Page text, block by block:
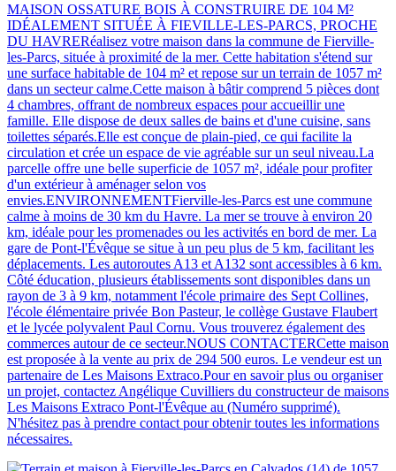
MAISON OSSATURE BOIS À CONSTRUIRE DE 104 M²
IDÉALEMENT SITUÉE À FIEVILLE-LES-PARCS, PROCHE
DU HAVRERéalisez votre maison dans la commune de Fierville-
les-Parcs, située à proximité de la mer. Cette habitation s'étend sur
une surface habitable de 104 m² et repose sur un terrain de 1057 m²
dans un secteur calme.Cette maison à bâtir comprend 5 pièces dont
4 chambres, offrant de nombreux espaces pour accueillir une
famille. Elle dispose de deux salles de bains et d'une cuisine, sans
toilettes séparés.Elle est conçue de plain-pied, ce qui facilite la
circulation et crée un espace de vie agréable sur un seul niveau.La
parcelle offre une belle superficie de 1057 m², idéale pour profiter
d'un extérieur à aménager selon vos
envies.ENVIRONNEMENTFierville-les-Parcs est une commune
calme à moins de 30 km du Havre. La mer se trouve à environ 20
km, idéale pour les promenades ou les activités en bord de mer. La
gare de Pont-l'Évêque se situe à un peu plus de 5 km, facilitant les
déplacements. Les autoroutes A13 et A132 sont accessibles à 6 km.
Côté éducation, plusieurs établissements sont disponibles dans un
rayon de 3 à 9 km, notamment l'école primaire des Sept Collines,
l'école élémentaire privée Bon Pasteur, le collège Gustave Flaubert
et le lycée polyvalent Paul Cornu. Vous trouverez également des
commerces autour de ce secteur.NOUS CONTACTERCette maison
est proposée à la vente au prix de 294 500 euros. Le vendeur est un
partenaire de Les Maisons Extraco.Pour en savoir plus ou organiser
un projet, contactez Angélique Cuvilliers du constructeur de maisons
Les Maisons Extraco Pont-l'Évêque au (Numéro supprimé).
N'hésitez pas à prendre contact pour obtenir toutes les informations
nécessaires.